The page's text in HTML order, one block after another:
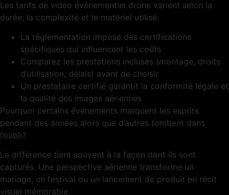
Les tarifs de vidéo événementiel drone varient selon la
durée, la complexité et le matériel utilisé.
La réglementation impose des certifications
spécifiques qui influencent les coûts
Comparez les prestations incluses (montage, droits
d’utilisation, délais) avant de choisir
Un prestataire certifié garantit la conformité légale et
la qualité des images aériennes
Pourquoi certains événements marquent les esprits
pendant des années alors que d’autres tombent dans
l’oubli?
La différence tient souvent à la façon dont ils sont
capturés. Une perspective aérienne transforme un
mariage, un festival ou un lancement de produit en récit
visuel mémorable.